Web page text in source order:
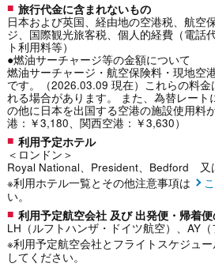
旅行代金に含まれないもの
日本および英国、経由地の空港税、航空
ジ、国際観光旅客税、個人的経費（電話
ト利用料等）
●燃油サーチャージ等の金額について
燃油サーチャージ・航空保険料・現地空
です。（2026.03.09 現在）これらの料金
れる場合があります。 また、為替レート
の他に日本を出国する空港の施設使用料
港：￥3,180、関西空港：￥3,630）
利用予定ホテル
＜ロンドン＞
Royal National、President、Bedford 又
※利用ホテル一覧とその他注意事項は
い。
利用予定航空会社 及び 出発便・帰着
LH（ルフトハンザ・ドイツ航空）、AY
※利用予定航空会社とフライトスケジュ
してください。